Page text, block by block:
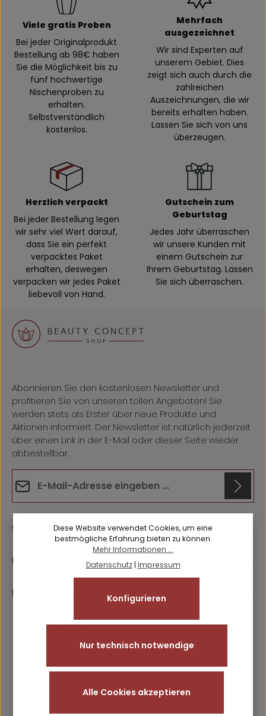
Viele gratis Proben
Bei jeder Originalprodukt
Bestellung ab 98€ haben
Sie die Möglichkeit bis zu
fünf hochwertige
Nischenproben zu
erhalten.
Selbstverständlich
kostenlos.
Mehrfach
ausgezeichnet
Wir sind Experten auf
unserem Gebiet. Dies
zeigt sich auch durch die
zahlreichen
Auszeichnungen, die wir
bereits erhalten haben.
Lassen Sie sich von uns
überzeugen.
Herzlich verpackt
Bei jeder Bestellung legen
wir sehr viel Wert darauf,
dass Sie ein perfekt
verpacktes Paket
erhalten, deswegen
verpacken wir jedes Paket
liebevoll von Hand.
Gutschein zum
Geburtstag
Jedes Jahr überraschen
wir unsere Kunden mit
einem Gutschein zur
Ihrem Geburtstag. Lassen
Sie sich überraschen.
Abonnieren Sie den kostenlosen Newsletter und
profitieren Sie von unseren tollen Angeboten! Sie
werden stets als Erster über neue Produkte und
Aktionen informiert. Der Newsletter ist natürlich jederzeit
über einen Link in der E-Mail oder dieser Seite wieder
abbestellbar.
Datenschutz
Ich habe dieDatenschutzbestimmungenzur Kenntnis
genommen und dieAGBgelesen und bin mit ihnen
einverstanden.
Anti-Roboter-Verifizierung
Hier klicken
FriendlyCaptcha ⇗
Die mit einem Stern (*) markierten Felder sind
Pflichtfelder.
Service-Hotline
Rechtliches
Informationen
Diese Website verwendet Cookies, um eine
bestmögliche Erfahrung bieten zu können.
Mehr Informationen ...
Datenschutz| Impressum
Nur technisch notwendige
Konfigurieren
Alle Cookies akzeptieren